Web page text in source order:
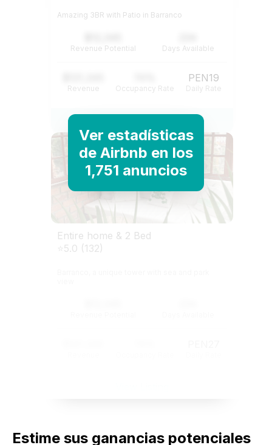
Amazing 3BR with Patio in Barranco
Revenue Potential Days Available
Revenue Occupancy Rate
PEN19
Daily Rate
Entire home & 2 Bed
⭐5.0 (132)
Ver estadísticas
de Airbnb en los
1,751 anuncios
Estime sus ganancias potenciales